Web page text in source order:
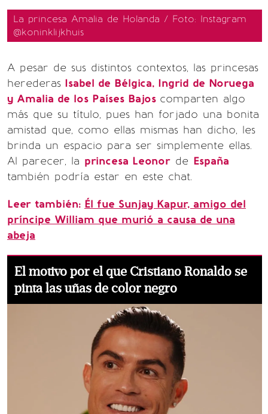
La princesa Amalia de Holanda / Foto: Instagram
@koninklijkhuis
A pesar de sus distintos contextos, las princesas
herederas Isabel de Bélgica, Ingrid de Noruega
y Amalia de los Países Bajos comparten algo
más que su título, pues han forjado una bonita
amistad que, como ellas mismas han dicho, les
brinda un espacio para ser simplemente ellas.
Al parecer, la princesa Leonor de España
también podría estar en este chat.
Leer también: Él fue Sunjay Kapur, amigo del
príncipe William que murió a causa de una
abeja
El motivo por el que Cristiano Ronaldo se
pinta las uñas de color negro